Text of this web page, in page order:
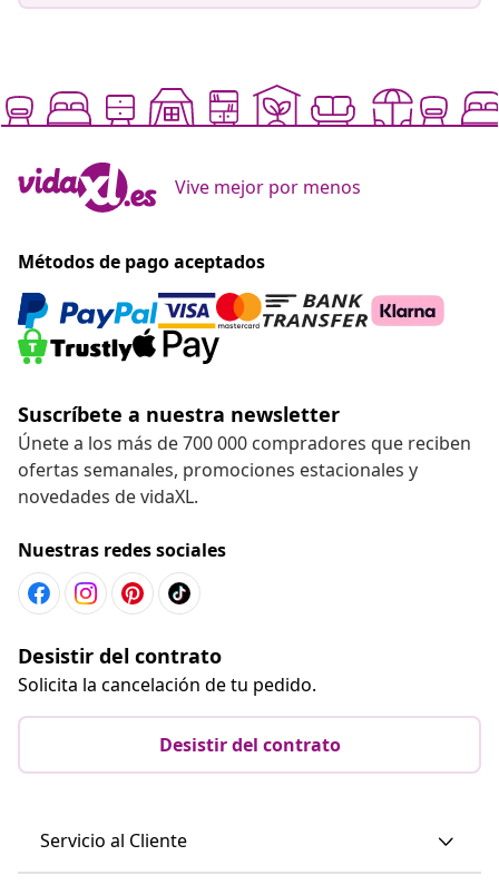
Vive mejor por menos
Métodos de pago aceptados
Suscríbete a nuestra newsletter
Únete a los más de 700 000 compradores que reciben
ofertas semanales, promociones estacionales y
novedades de vidaXL.
Nuestras redes sociales
Desistir del contrato
Solicita la cancelación de tu pedido.
Desistir del contrato
Servicio al Cliente